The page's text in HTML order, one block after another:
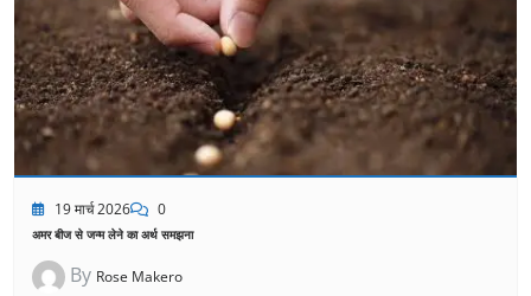
19 मार्च 2026 0
अमर बीज से जन्म लेने का अर्थ समझना
By Rose Makero